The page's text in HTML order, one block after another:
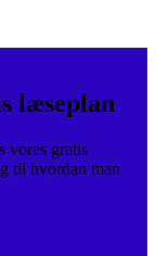
læseplan
vores gratis
til hvordan man